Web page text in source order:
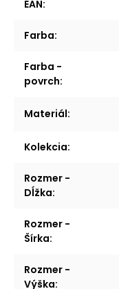
EAN:
Farba:
Farba -
povrch:
Materiál:
Kolekcia:
Rozmer -
Dĺžka:
Rozmer -
Šírka:
Rozmer -
Výška: